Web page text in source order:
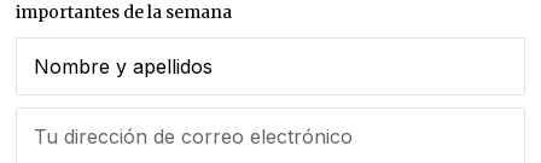
importantes de la semana